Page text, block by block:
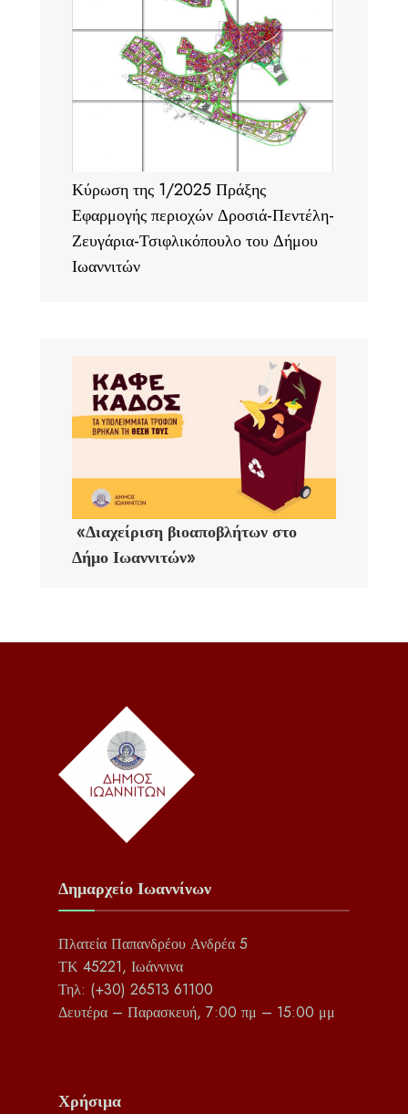
Κύρωση της 1/2025 Πράξης
Εφαρμογής περιοχών Δροσιά-Πεντέλη-
Ζευγάρια-Τσιφλικόπουλο του Δήμου
Ιωαννιτών
«Διαχείριση βιοαποβλήτων στο
Δήμο Ιωαννιτών»
Δημαρχείο Ιωαννίνων
Πλατεία Παπανδρέου Ανδρέα 5
ΤΚ 45221, Ιωάννινα
Τηλ: (+30) 26513 61100
Δευτέρα – Παρασκευή, 7:00 πμ – 15:00 μμ
Χρήσιμα